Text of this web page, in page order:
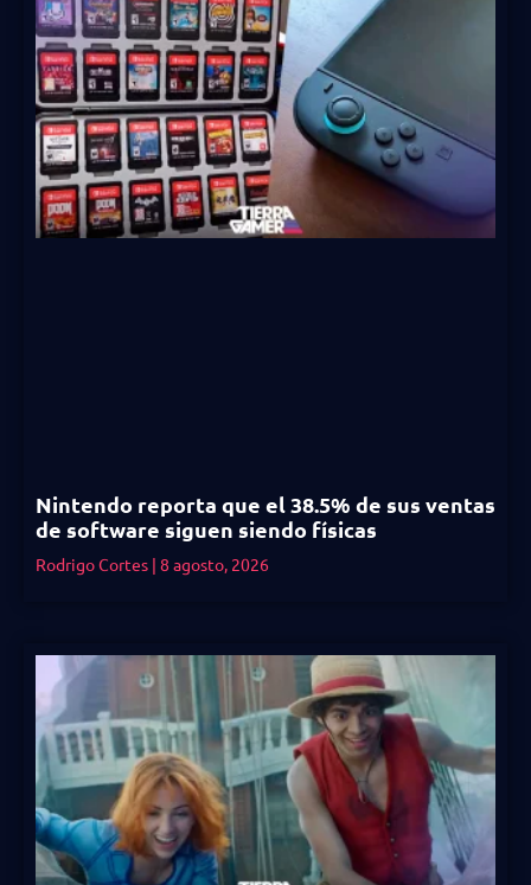
Nintendo reporta que el 38.5% de sus ventas
de software siguen siendo físicas
Rodrigo Cortes 8 agosto, 2026